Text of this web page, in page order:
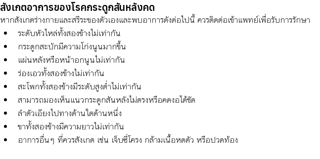
สังเกตอาการของโรคกระดูกสันหลังคด
หากสังเกตร่างกายและสรีระของตัวเองและพบอาการดังต่อไปนี้ ควรติดต่อเข้าแพทย์เพื่อรับการรักษา
ระดับหัวไหล่ทั้งสองข้างไม่เท่ากัน
กระดูกสะบักมีความโก่งนูนมากขึ้น
แผ่นหลังหรือหน้าอกนูนไม่เท่ากัน
ร่องเอวทั้งสองข้างไม่เท่ากัน
สะโพกทั้งสองข้างมีระดับสูงต่ำไม่เท่ากัน
สามารถมองเห็นแนวกระดูกสันหลังไม่ตรงหรือคดงอได้ชัด
ลำตัวเอียงไปทางด้านใดด้านหนึ่ง
ขาทั้งสองข้างมีความยาวไม่เท่ากัน
อาการอื่นๆ ที่ควรสังเกต เช่น เจ็บซี่โครง กล้ามเนื้อหดตัว หรือปวดท้อง